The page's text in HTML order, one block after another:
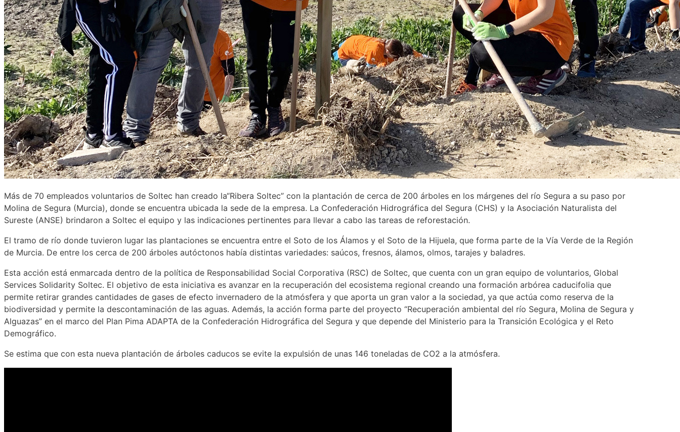
Más de 70 empleados voluntarios de Soltec han creado la“Ribera Soltec” con la plantación de cerca de 200 árboles en los márgenes del río Segura a su paso por
Molina de Segura (Murcia), donde se encuentra ubicada la sede de la empresa. La Confederación Hidrográfica del Segura (CHS) y la Asociación Naturalista del
Sureste (ANSE) brindaron a Soltec el equipo y las indicaciones pertinentes para llevar a cabo las tareas de reforestación.
El tramo de río donde tuvieron lugar las plantaciones se encuentra entre el Soto de los Álamos y el Soto de la Hijuela, que forma parte de la Vía Verde de la Región
de Murcia. De entre los cerca de 200 árboles autóctonos había distintas variedades: saúcos, fresnos, álamos, olmos, tarajes y baladres.
Esta acción está enmarcada dentro de la política de Responsabilidad Social Corporativa (RSC) de Soltec, que cuenta con un gran equipo de voluntarios, Global
Services Solidarity Soltec. El objetivo de esta iniciativa es avanzar en la recuperación del ecosistema regional creando una formación arbórea caducifolia que
permite retirar grandes cantidades de gases de efecto invernadero de la atmósfera y que aporta un gran valor a la sociedad, ya que actúa como reserva de la
biodiversidad y permite la descontaminación de las aguas. Además, la acción forma parte del proyecto “Recuperación ambiental del río Segura, Molina de Segura y
Alguazas” en el marco del Plan Pima ADAPTA de la Confederación Hidrográfica del Segura y que depende del Ministerio para la Transición Ecológica y el Reto
Demográfico.
Se estima que con esta nueva plantación de árboles caducos se evite la expulsión de unas 146 toneladas de CO2 a la atmósfera.